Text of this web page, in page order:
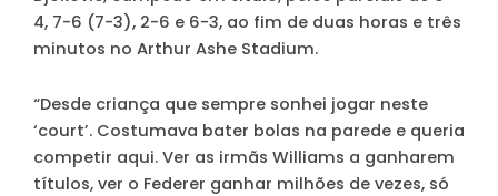
4, 7-6 (7-3), 2-6 e 6-3, ao fim de duas horas e três
minutos no Arthur Ashe Stadium.
“Desde criança que sempre sonhei jogar neste
‘court’. Costumava bater bolas na parede e queria
competir aqui. Ver as irmãs Williams a ganharem
títulos, ver o Federer ganhar milhões de vezes, só